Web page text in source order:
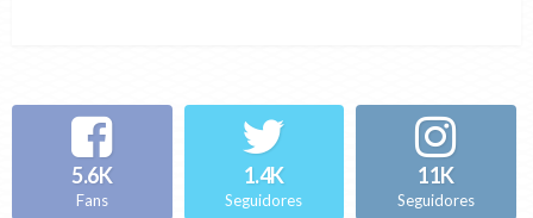
5.6K
Fans
1.4K
Seguidores
11K
Seguidores